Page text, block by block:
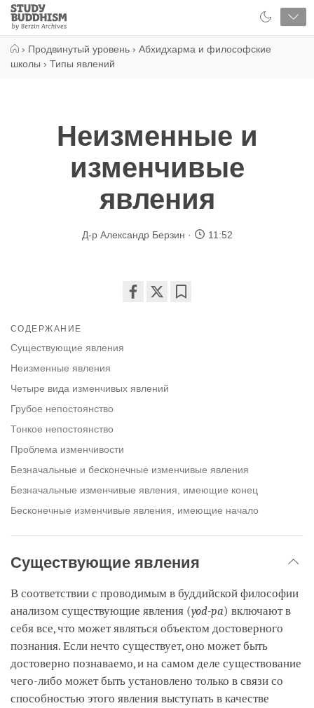
Close
Study
Buddhism
› Продвинутый уровень › Абхидхарма и философские
школы › Типы явлений
Неизменные и
изменчивые
явления
Д-р Александр Берзин 11:52
СОДЕРЖАНИЕ
Существующие явления
Неизменные явления
Четыре вида изменчивых явлений
Грубое непостоянство
Тонкое непостоянство
Проблема изменчивости
Безначальные и бесконечные изменчивые явления
Безначальные изменчивые явления, имеющие конец
Бесконечные изменчивые явления, имеющие начало
Существующие явления
В соответствии с проводимым в буддийской философии
анализом существующие явления (yod-pa) включают в
себя все, что может являться объектом достоверного
познания. Если нечто существует, оно может быть
достоверно познаваемо, и на самом деле существование
чего-либо может быть установлено только в связи со
способностью этого явления выступать в качестве